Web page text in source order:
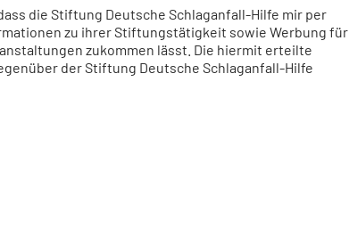
die Stiftung Deutsche Schlaganfall-Hilfe mir per
zu ihrer Stiftungstätigkeit sowie Werbung für
zukommen lässt. Die hiermit erteilte
der Stiftung Deutsche Schlaganfall-Hilfe